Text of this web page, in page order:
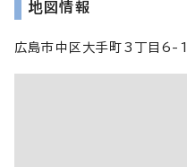
地図情報
広島市中区大手町3丁目